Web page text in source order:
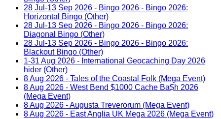
28 Jul-13 Sep 2026 - Bingo 2026 - Bingo 2026:
Horizontal Bingo (Other)
28 Jul-13 Sep 2026 - Bingo 2026 - Bingo 2026:
Diagonal Bingo (Other)
28 Jul-13 Sep 2026 - Bingo 2026 - Bingo 2026:
Blackout Bingo (Other)
1-31 Aug 2026 - International Geocaching Day 2026
hider (Other)
8 Aug 2026 - Tales of the Coastal Folk (Mega Event)
8 Aug 2026 - West Bend $1000 Cache Ba$h 2026
(Mega Event)
8 Aug 2026 - Augusta Treverorum (Mega Event)
8 Aug 2026 - East Anglia UK Mega 2026 (Mega Event)